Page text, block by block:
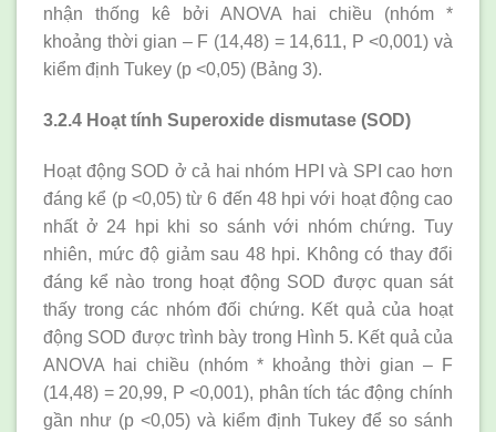
nhận thống kê bởi ANOVA hai chiều (nhóm *
khoảng thời gian – F (14,48) = 14,611, P <0,001) và
kiểm định Tukey (p <0,05) (Bảng 3).
3.2.4 Hoạt tính Superoxide dismutase (SOD)
Hoạt động SOD ở cả hai nhóm HPI và SPI cao hơn
đáng kể (p <0,05) từ 6 đến 48 hpi với hoạt động cao
nhất ở 24 hpi khi so sánh với nhóm chứng. Tuy
nhiên, mức độ giảm sau 48 hpi. Không có thay đổi
đáng kể nào trong hoạt động SOD được quan sát
thấy trong các nhóm đối chứng. Kết quả của hoạt
động SOD được trình bày trong Hình 5. Kết quả của
ANOVA hai chiều (nhóm * khoảng thời gian – F
(14,48) = 20,99, P <0,001), phân tích tác động chính
gần như (p <0,05) và kiểm định Tukey để so sánh